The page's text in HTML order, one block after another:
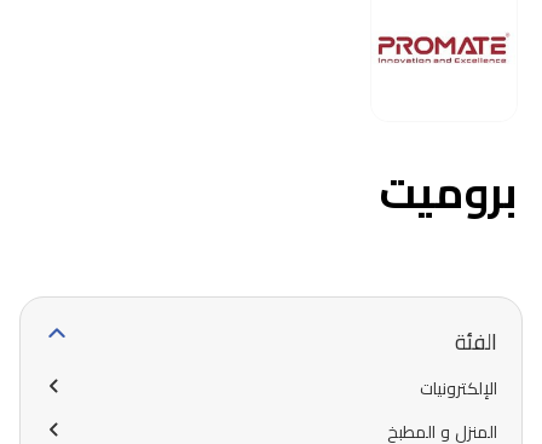
بروميت
الفئة
الإلكترونيات
المنزل و المطبخ